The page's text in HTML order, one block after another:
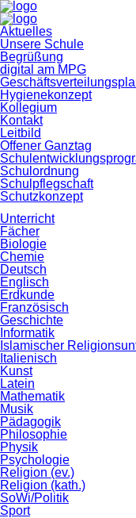
Navigation
überspringen
Aktuelles
Unsere Schule
Begrüßung
digital am MPG
Hygienekonzept
Kollegium
Kontakt
Leitbild
Offener Ganztag
Schulordnung
Schulpflegschaft
Schutzkonzept
Unterricht
Fächer
Biologie
Chemie
Deutsch
Englisch
Erdkunde
Französisch
Geschichte
Informatik
Islamischer
Italienisch
Kunst
Latein
Mathematik
Musik
Pädagogik
Philosophie
Physik
Psychologie
Religion (ev.)
Religion (kath.)
SoWi/Politik
Sport